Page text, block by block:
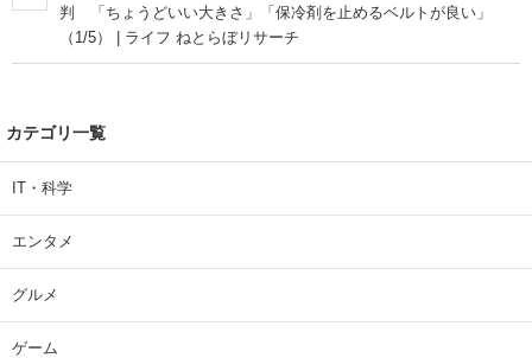
判 「ちょうどいい大きさ」「保冷剤を止めるベルトが良い」
（1/5） | ライフ ねとらぼリサーチ
カテゴリ一覧
IT・科学
エンタメ
グルメ
ゲーム